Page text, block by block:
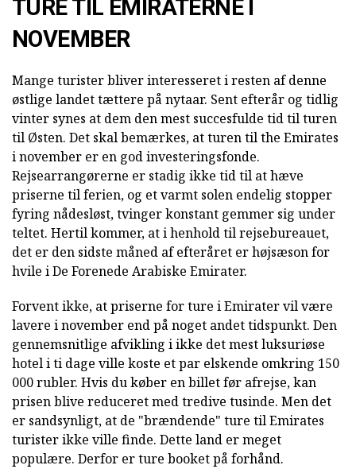
TURE TIL EMIRATERNE I
NOVEMBER
Mange turister bliver interesseret i resten af denne
østlige landet tættere på nytaar. Sent efterår og tidlig
vinter synes at dem den mest succesfulde tid til turen
til Østen. Det skal bemærkes, at turen til the Emirates
i november er en god investeringsfonde.
Rejsearrangørerne er stadig ikke tid til at hæve
priserne til ferien, og et varmt solen endelig stopper
fyring nådesløst, tvinger konstant gemmer sig under
teltet. Hertil kommer, at i henhold til rejsebureauet,
det er den sidste måned af efteråret er højsæson for
hvile i De Forenede Arabiske Emirater.
Forvent ikke, at priserne for ture i Emirater vil være
lavere i november end på noget andet tidspunkt. Den
gennemsnitlige afvikling i ikke det mest luksuriøse
hotel i ti dage ville koste et par elskende omkring 150
000 rubler. Hvis du køber en billet før afrejse, kan
prisen blive reduceret med tredive tusinde. Men det
er sandsynligt, at de "brændende" ture til Emirates
turister ikke ville finde. Dette land er meget
populære. Derfor er ture booket på forhånd.